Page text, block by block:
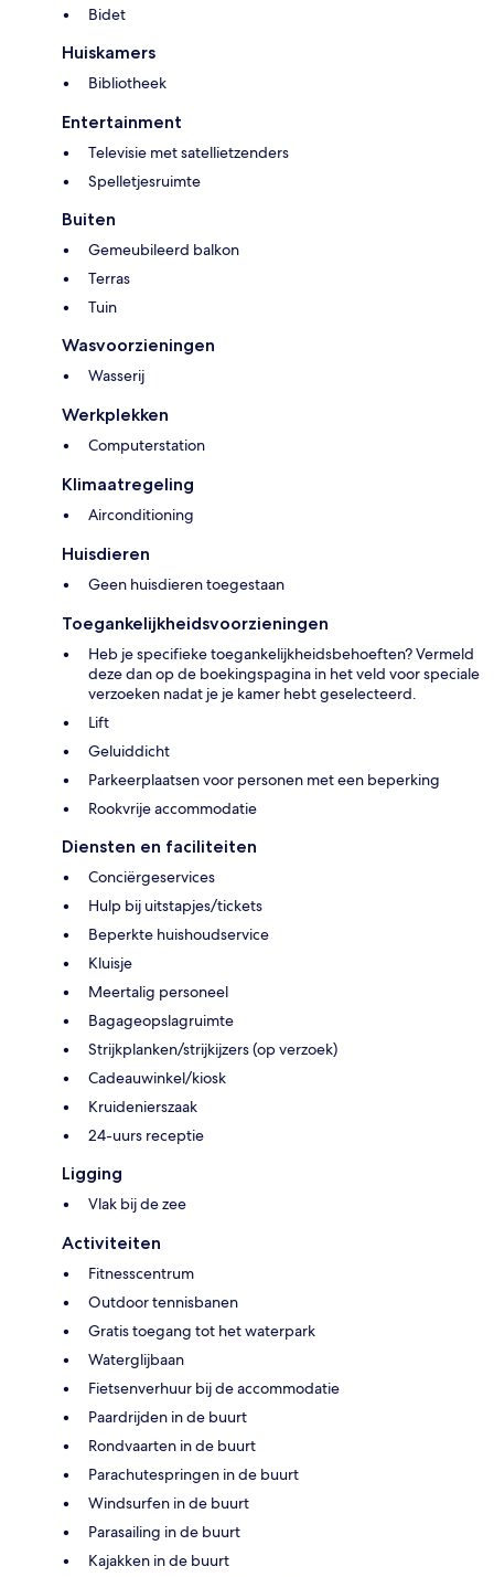
Bidet
Huiskamers
Bibliotheek
Entertainment
Televisie met satellietzenders
Spelletjesruimte
Buiten
Gemeubileerd balkon
Terras
Tuin
Wasvoorzieningen
Wasserij
Werkplekken
Computerstation
Klimaatregeling
Airconditioning
Huisdieren
Geen huisdieren toegestaan
Toegankelijkheidsvoorzieningen
Heb je specifieke toegankelijkheidsbehoeften? Vermeld
deze dan op de boekingspagina in het veld voor speciale
verzoeken nadat je je kamer hebt geselecteerd.
Lift
Geluiddicht
Parkeerplaatsen voor personen met een beperking
Rookvrije accommodatie
Diensten en faciliteiten
Conciërgeservices
Hulp bij uitstapjes/tickets
Beperkte huishoudservice
Kluisje
Meertalig personeel
Bagageopslagruimte
Strijkplanken/strijkijzers (op verzoek)
Cadeauwinkel/kiosk
Kruidenierszaak
24-uurs receptie
Ligging
Vlak bij de zee
Activiteiten
Fitnesscentrum
Outdoor tennisbanen
Gratis toegang tot het waterpark
Waterglijbaan
Fietsenverhuur bij de accommodatie
Paardrijden in de buurt
Rondvaarten in de buurt
Parachutespringen in de buurt
Windsurfen in de buurt
Parasailing in de buurt
Kajakken in de buurt